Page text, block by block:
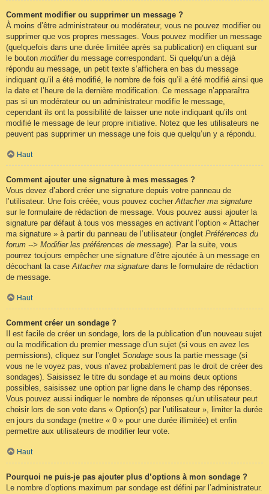
Comment modifier ou supprimer un message ?
À moins d’être administrateur ou modérateur, vous ne pouvez modifier ou
supprimer que vos propres messages. Vous pouvez modifier un message
(quelquefois dans une durée limitée après sa publication) en cliquant sur
le bouton modifierdu message correspondant. Si quelqu’un a déjà
répondu au message, un petit texte s’affichera en bas du message
indiquant qu’il a été modifié, le nombre de fois qu’il a été modifié ainsi que
la date et l’heure de la dernière modification. Ce message n’apparaîtra
pas si un modérateur ou un administrateur modifie le message,
cependant ils ont la possibilité de laisser une note indiquant qu’ils ont
modifié le message de leur propre initiative. Notez que les utilisateurs ne
peuvent pas supprimer un message une fois que quelqu’un y a répondu.
Haut
Comment ajouter une signature à mes messages ?
Vous devez d’abord créer une signature depuis votre panneau de
l’utilisateur. Une fois créée, vous pouvez cocherAttacher ma signature
sur le formulaire de rédaction de message. Vous pouvez aussi ajouter la
signature par défaut à tous vos messages en activant l’option « Attacher
ma signature » à partir du panneau de l’utilisateur (onglet Préférences du
forum --> Modifier les préférences de message). Par la suite, vous
pourrez toujours empêcher une signature d’être ajoutée à un message en
décochant la caseAttacher ma signature dans le formulaire de rédaction
de message.
Haut
Comment créer un sondage ?
Il est facile de créer un sondage, lors de la publication d’un nouveau sujet
ou la modification du premier message d’un sujet (si vous en avez les
permissions), cliquez sur l’onglet Sondage sous la partie message (si
vous ne le voyez pas, vous n’avez probablement pas le droit de créer des
sondages). Saisissez le titre du sondage et au moins deux options
possibles, saisissez une option par ligne dans le champ des réponses.
Vous pouvez aussi indiquer le nombre de réponses qu’un utilisateur peut
choisir lors de son vote dans « Option(s) par l’utilisateur », limiter la durée
en jours du sondage (mettre « 0 » pour une durée illimitée) et enfin
permettre aux utilisateurs de modifier leur vote.
Haut
Pourquoi ne puis-je pas ajouter plus d’options à mon sondage ?
Le nombre d’options maximum par sondage est défini par l’administrateur.